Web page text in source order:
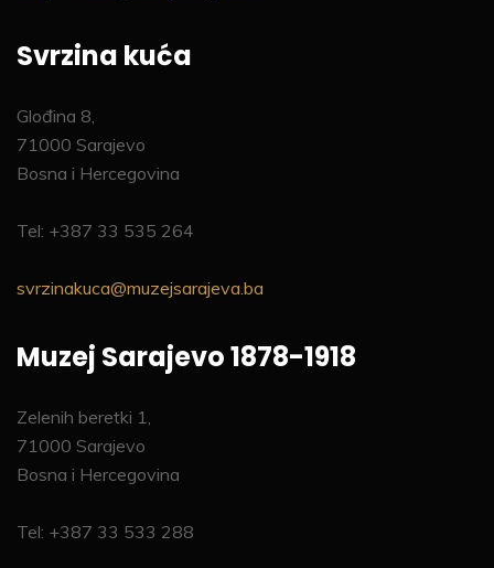
Svrzina kuća
Glođina 8,
71000 Sarajevo
Bosna i Hercegovina
Tel: +387 33 535 264
svrzinakuca@muzejsarajeva.ba
Muzej Sarajevo 1878-1918
Zelenih beretki 1,
71000 Sarajevo
Bosna i Hercegovina
Tel: +387 33 533 288